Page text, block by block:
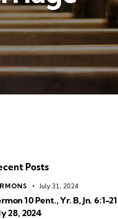
Posts
July 31, 2024
10 Pent., Yr. B, Jn. 6:1-21
28, 2024